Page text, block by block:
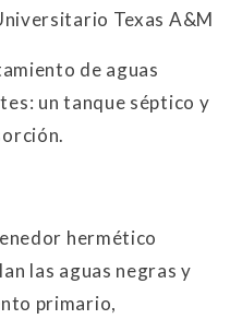
Texas A&M
de aguas
un tanque séptico y
hermético
las aguas negras y
primario,